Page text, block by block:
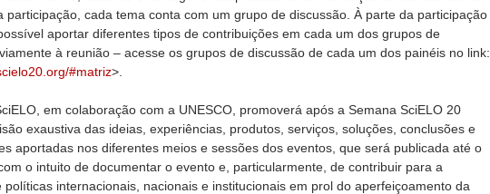
participação, cada tema conta com um grupo de discussão. À parte da participação
aportar diferentes tipos de contribuições em cada um dos grupos de
à reunião – acesse os grupos de discussão de cada um dos painéis no link:
#matriz>.
em colaboração com a UNESCO, promoverá após a Semana SciELO 20
exaustiva das ideias, experiências, produtos, serviços, soluções, conclusões e
aportadas nos diferentes meios e sessões dos eventos, que será publicada até o
o intuito de documentar o evento e, particularmente, de contribuir para a
políticas internacionais, nacionais e institucionais em prol do aperfeiçoamento da